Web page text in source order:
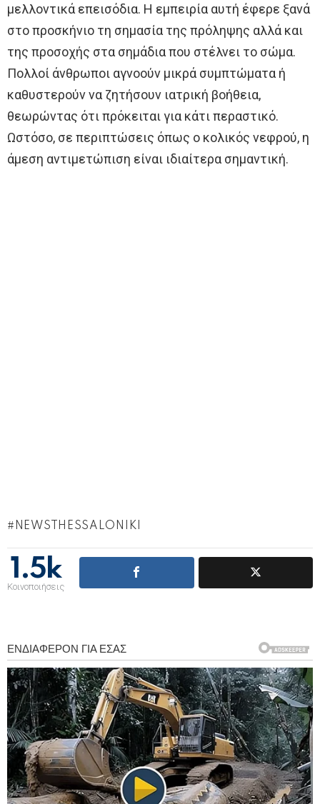
μελλοντικά επεισόδια. Η εμπειρία αυτή έφερε ξανά
στο προσκήνιο τη σημασία της πρόληψης αλλά και
της προσοχής στα σημάδια που στέλνει το σώμα.
Πολλοί άνθρωποι αγνοούν μικρά συμπτώματα ή
καθυστερούν να ζητήσουν ιατρική βοήθεια,
θεωρώντας ότι πρόκειται για κάτι περαστικό.
Ωστόσο, σε περιπτώσεις όπως ο κολικός νεφρού, η
άμεση αντιμετώπιση είναι ιδιαίτερα σημαντική.
NEWSTHESSALONIKI
1.5k
Κοινοποιήσεις